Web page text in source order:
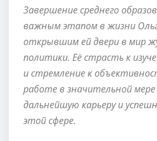
Завершение среднего
важным этапом в жизни
открывшим ей двери в мир
политики. Её страсть к
и стремление к
работе в значительной мере
дальнейшую карьеру и
этой сфере.